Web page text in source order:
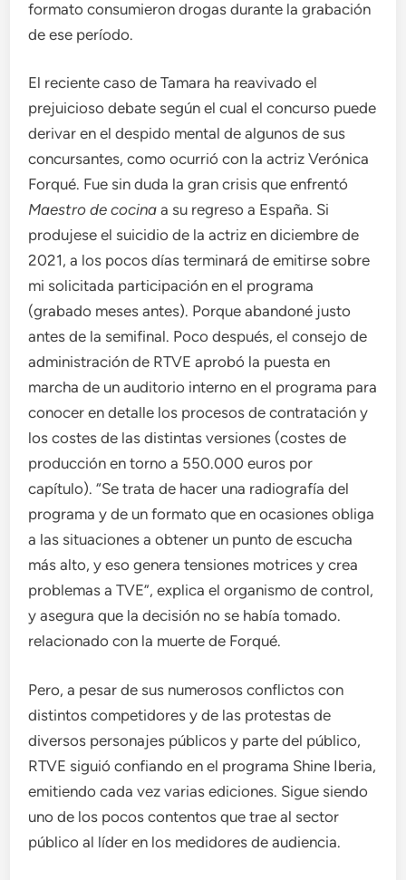
formato consumieron drogas durante la grabación
de ese período.
El reciente caso de Tamara ha reavivado el
prejuicioso debate según el cual el concurso puede
derivar en el despido mental de algunos de sus
concursantes, como ocurrió con la actriz Verónica
Forqué. Fue sin duda la gran crisis que enfrentó
Maestro de cocinaa su regreso a España. Si
produjese el suicidio de la actriz en diciembre de
2021, a los pocos días terminará de emitirse sobre
mi solicitada participación en el programa
(grabado meses antes). Porque abandoné justo
antes de la semifinal. Poco después, el consejo de
administración de RTVE aprobó la puesta en
marcha de un auditorio interno en el programa para
conocer en detalle los procesos de contratación y
los costes de las distintas versiones (costes de
producción en torno a 550.000 euros por
capítulo). “Se trata de hacer una radiografía del
programa y de un formato que en ocasiones obliga
a las situaciones a obtener un punto de escucha
más alto, y eso genera tensiones motrices y crea
problemas a TVE”, explica el organismo de control,
y asegura que la decisión no se había tomado.
relacionado con la muerte de Forqué.
Pero, a pesar de sus numerosos conflictos con
distintos competidores y de las protestas de
diversos personajes públicos y parte del público,
RTVE siguió confiando en el programa Shine Iberia,
emitiendo cada vez varias ediciones. Sigue siendo
uno de los pocos contentos que trae al sector
público al líder en los medidores de audiencia.